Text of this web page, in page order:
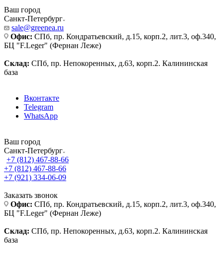
Ваш город
Санкт-Петербург
sale@greenea.ru
Офис: СПб, пр. Кондратьевский, д.15, корп.2, лит.3, оф.340,
БЦ "F.Leger" (Фернан Леже)
Склад: СПб, пр. Непокоренных, д.63, корп.2. Калининская
база
Вконтакте
Telegram
WhatsApp
Ваш город
Санкт-Петербург
+7 (812) 467-88-66
+7 (812) 467-88-66
+7 (921) 334-06-09
Заказать звонок
Офис: СПб, пр. Кондратьевский, д.15, корп.2, лит.3, оф.340,
БЦ "F.Leger" (Фернан Леже)
Склад: СПб, пр. Непокоренных, д.63, корп.2. Калининская
база